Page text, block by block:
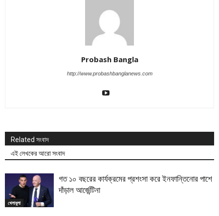
Probash Bangla
http://www.probashbanglanews.com
Related সংবাদ
এই লেখকের আরো সংবাদ
খেলাধুলা
গত ১০ বছরের কার্যক্রমের প্রশংসা করে ইনফান্তিনোর পাশে
দাঁড়াল আর্জেন্টিনা